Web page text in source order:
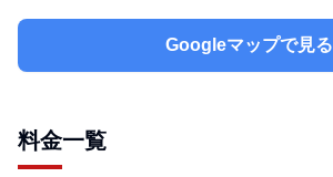
Googleマップで見る
料金一覧